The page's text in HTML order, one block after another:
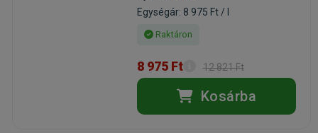
Egységár: 8 975 Ft / l
Raktáron
8 975 Ft 12 821 Ft
Kosárba